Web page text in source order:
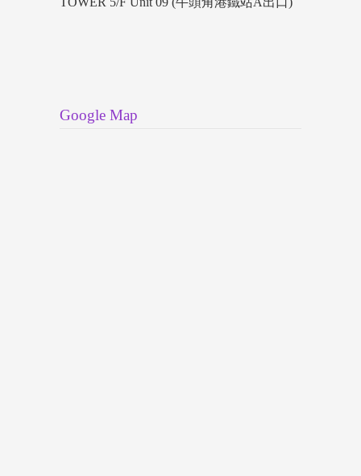
Google Map